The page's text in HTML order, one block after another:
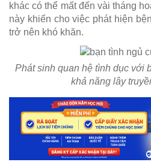
khác có thể mất đến vài tháng
này khiến cho việc phát hiện
trở nên khó khăn.
Phát sinh quan hệ tình dục với
khả năng lây